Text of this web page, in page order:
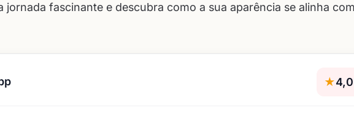
fascinante e descubra como a sua aparência se alinha
★4,0